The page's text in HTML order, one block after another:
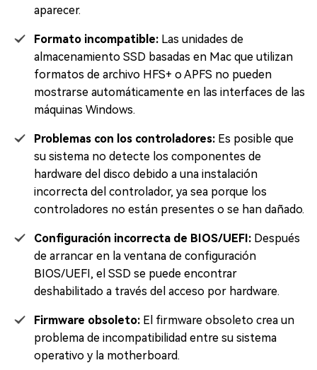
aparecer.
Formato incompatible: Las unidades de
almacenamiento SSD basadas en Mac que utilizan
formatos de archivo HFS+ o APFS no pueden
mostrarse automáticamente en las interfaces de las
máquinas Windows.
Problemas con los controladores: Es posible que
su sistema no detecte los componentes de
hardware del disco debido a una instalación
incorrecta del controlador, ya sea porque los
controladores no están presentes o se han dañado.
Configuración incorrecta de BIOS/UEFI: Después
de arrancar en la ventana de configuración
BIOS/UEFI, el SSD se puede encontrar
deshabilitado a través del acceso por hardware.
Firmware obsoleto: El firmware obsoleto crea un
problema de incompatibilidad entre su sistema
operativo y la motherboard.